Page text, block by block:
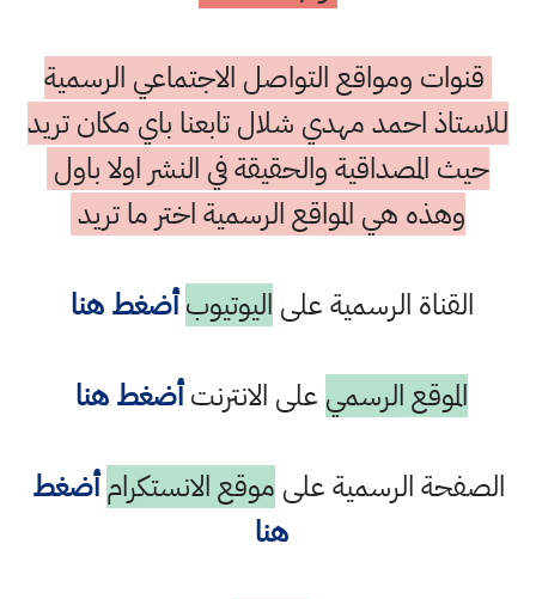
قنوات ومواقع التواصل الاجتماعي الرسمية
للاستاذ احمد مهدي شلال تابعنا باي مكان تريد
حيث المصداقية والحقيقة في النشر اولا باول
وهذه هي المواقع الرسمية اختر ما تريد
القناة الرسمية على اليوتيوب أضغط هنا
الموقع الرسمي على الانترنتأضغط هنا
الصفحة الرسمية على موقع الانستكرام أضغط
هنا